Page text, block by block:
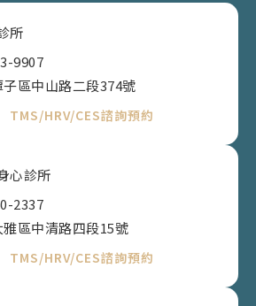
所
9907
區中山路二段374號
TMS/HRV/CES諮詢預約
心診所
2337
區中清路四段15號
TMS/HRV/CES諮詢預約